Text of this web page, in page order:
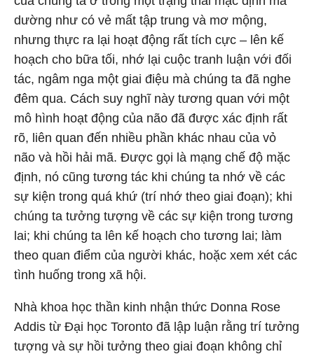
dường như có vẻ mất tập trung và mơ mộng,
nhưng thực ra lại hoạt động rất tích cực – lên kế
hoạch cho bữa tối, nhớ lại cuộc tranh luận với đối
tác, ngâm nga một giai điệu mà chúng ta đã nghe
đêm qua. Cách suy nghĩ này tương quan với một
mô hình hoạt động của não đã được xác định rất
rõ, liên quan đến nhiều phần khác nhau của vỏ
não và hồi hải mã. Được gọi là mạng chế độ mặc
định, nó cũng tương tác khi chúng ta nhớ về các
sự kiện trong quá khứ (trí nhớ theo giai đoạn); khi
chúng ta tưởng tượng về các sự kiện trong tương
lai; khi chúng ta lên kế hoạch cho tương lai; làm
theo quan điểm của người khác, hoặc xem xét các
tình huống trong xã hội.
Nhà khoa học thần kinh nhận thức Donna Rose
Addis từ Đại học Toronto đã lập luận rằng trí tưởng
tượng và sự hồi tưởng theo giai đoạn không chỉ